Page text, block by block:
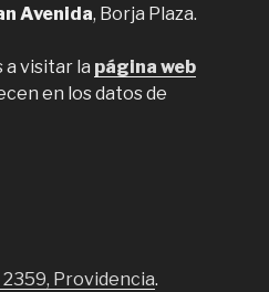
Avenida, Borja Plaza.
a visitar la página web
en los datos de
Providencia.